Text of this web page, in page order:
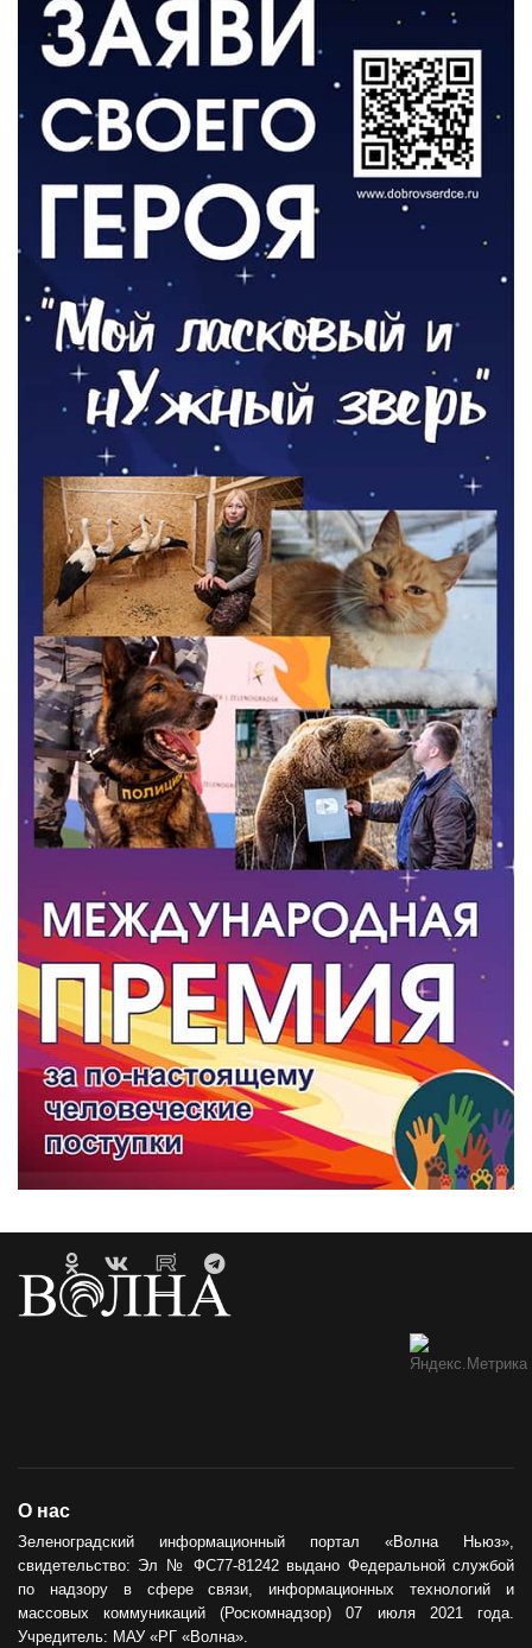
ВЛАСТЬ
День памяти и «Симфония народов»
06.08.2026
Новый настил на экотропе
05.08.2026
О нас
Зеленоградский информационный портал «Волна Ньюз»,
свидетельство: Эл № ФС77-81242 выдано Федеральной службой
по надзору в сфере связи, информационных технологий и
массовых коммуникаций (Роскомнадзор) 07 июля 2021 года.
Учредитель: МАУ «РГ «Волна».